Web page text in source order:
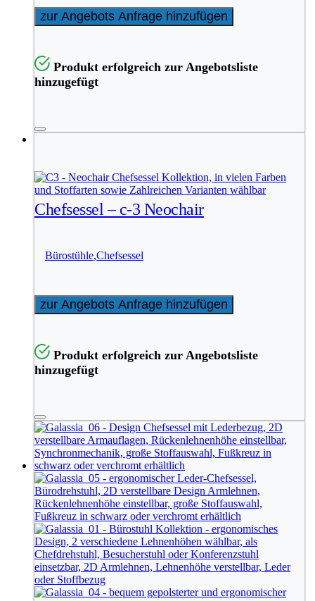
zur Angebots Anfrage hinzufügen
Produkt erfolgreich zur Angebotsliste
hinzugefügt
Chefsessel – c-3 Neochair
Bürostühle,Chefsessel
zur Angebots Anfrage hinzufügen
Produkt erfolgreich zur Angebotsliste
hinzugefügt